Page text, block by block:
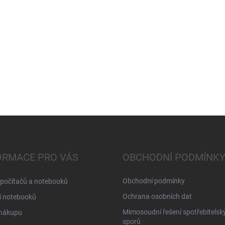
PRO VÁS
a notebooků
notebooků
OBCHODNÍ PODMÍNKY
Obchodní podmínky
Ochrana osobních dat
Mimosoudní řešení
sporů